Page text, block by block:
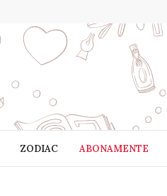
ZODIAC ABONAMENTE